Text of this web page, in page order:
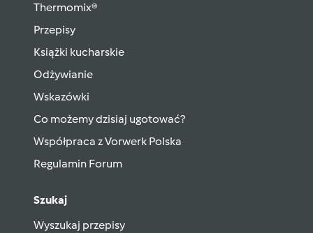
Thermomix®
Przepisy
Książki kucharskie
Odżywianie
Wskazówki
Co możemy dzisiaj ugotować?
Współpraca z Vorwerk Polska
Regulamin Forum
Szukaj
Wyszukaj przepisy